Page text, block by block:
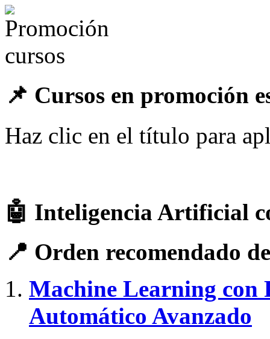
📌 Cursos en promoción
Haz clic en el título para
🤖 Inteligencia Artificial
📍 Orden recomendado
Machine Learning con
Automático Avanzado